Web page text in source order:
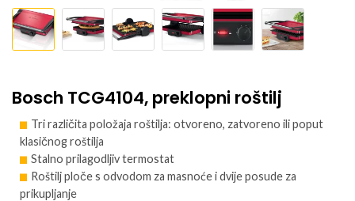
Bosch TCG4104, preklopni roštilj
Tri različita položaja roštilja: otvoreno, zatvoreno ili poput
klasičnog roštilja
Stalno prilagodljiv termostat
Roštilj ploče s odvodom za masnoće i dvije posude za
prikupljanje